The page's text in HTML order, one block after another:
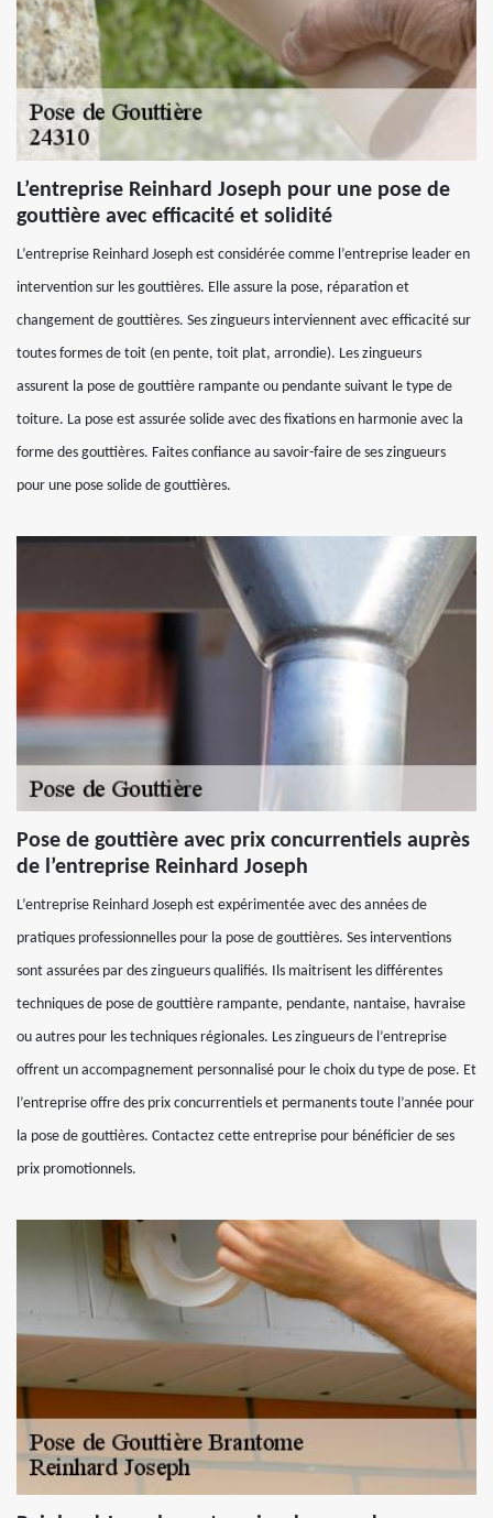
L’entreprise Reinhard Joseph pour une pose de
gouttière avec efficacité et solidité
L’entreprise Reinhard Joseph est considérée comme l’entreprise leader en
intervention sur les gouttières. Elle assure la pose, réparation et
changement de gouttières. Ses zingueurs interviennent avec efficacité sur
toutes formes de toit (en pente, toit plat, arrondie). Les zingueurs
assurent la pose de gouttière rampante ou pendante suivant le type de
toiture. La pose est assurée solide avec des fixations en harmonie avec la
forme des gouttières. Faites confiance au savoir-faire de ses zingueurs
pour une pose solide de gouttières.
Pose de gouttière avec prix concurrentiels auprès
de l’entreprise Reinhard Joseph
L’entreprise Reinhard Joseph est expérimentée avec des années de
pratiques professionnelles pour la pose de gouttières. Ses interventions
sont assurées par des zingueurs qualifiés. Ils maitrisent les différentes
techniques de pose de gouttière rampante, pendante, nantaise, havraise
ou autres pour les techniques régionales. Les zingueurs de l’entreprise
offrent un accompagnement personnalisé pour le choix du type de pose. Et
l’entreprise offre des prix concurrentiels et permanents toute l’année pour
la pose de gouttières. Contactez cette entreprise pour bénéficier de ses
prix promotionnels.